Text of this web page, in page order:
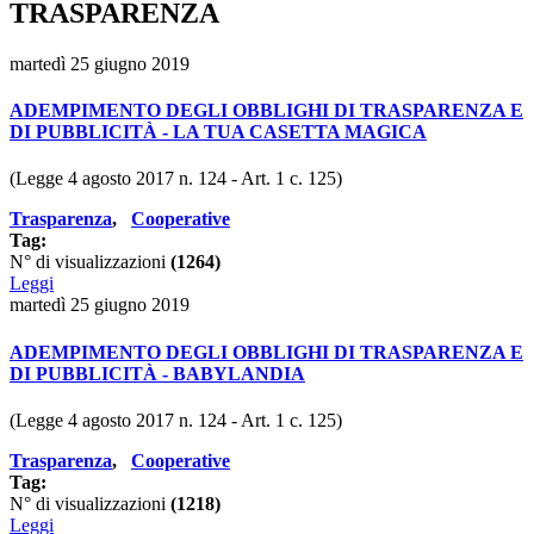
TRASPARENZA
martedì 25 giugno 2019
ADEMPIMENTO DEGLI OBBLIGHI DI TRASPARENZA E
DI PUBBLICITÀ - LA TUA CASETTA MAGICA
(Legge 4 agosto 2017 n. 124 - Art. 1 c. 125)
Trasparenza, Cooperative
Tag:
N° di visualizzazioni (1264)
Leggi
martedì 25 giugno 2019
ADEMPIMENTO DEGLI OBBLIGHI DI TRASPARENZA E
DI PUBBLICITÀ - BABYLANDIA
(Legge 4 agosto 2017 n. 124 - Art. 1 c. 125)
Trasparenza, Cooperative
Tag:
N° di visualizzazioni (1218)
Leggi